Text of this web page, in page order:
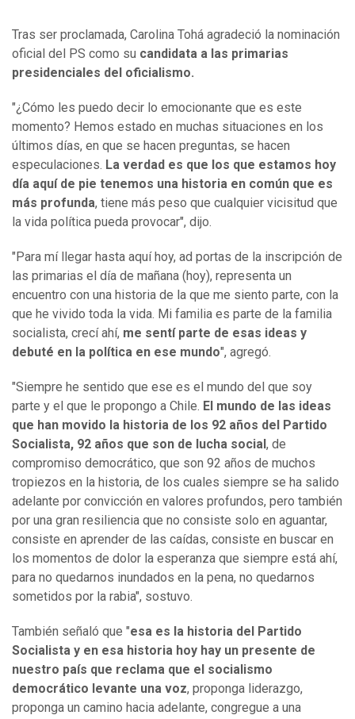
Tras ser proclamada, Carolina Tohá agradeció la nominación
oficial del PS como su candidata a las primarias
presidenciales del oficialismo.
"¿Cómo les puedo decir lo emocionante que es este
momento? Hemos estado en muchas situaciones en los
últimos días, en que se hacen preguntas, se hacen
especulaciones. La verdad es que los que estamos hoy
día aquí de pie tenemos una historia en común que es
más profunda, tiene más peso que cualquier vicisitud que
la vida política pueda provocar", dijo.
"Para mí llegar hasta aquí hoy, ad portas de la inscripción de
las primarias el día de mañana (hoy), representa un
encuentro con una historia de la que me siento parte, con la
que he vivido toda la vida. Mi familia es parte de la familia
socialista, crecí ahí, me sentí parte de esas ideas y
debuté en la política en ese mundo", agregó.
"Siempre he sentido que ese es el mundo del que soy
parte y el que le propongo a Chile. El mundo de las ideas
que han movido la historia de los 92 años del Partido
Socialista, 92 años que son de lucha social, de
compromiso democrático, que son 92 años de muchos
tropiezos en la historia, de los cuales siempre se ha salido
adelante por convicción en valores profundos, pero también
por una gran resiliencia que no consiste solo en aguantar,
consiste en aprender de las caídas, consiste en buscar en
los momentos de dolor la esperanza que siempre está ahí,
para no quedarnos inundados en la pena, no quedarnos
sometidos por la rabia", sostuvo.
También señaló que "esa es la historia del Partido
Socialista y en esa historia hoy hay un presente de
nuestro país que reclama que el socialismo
democrático levante una voz, proponga liderazgo,
proponga un camino hacia adelante, congregue a una